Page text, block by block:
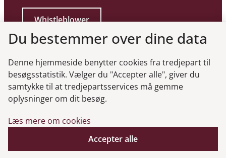
Whistleblower
Genveje
Gå til virksomhedsregisteret
Gå til selskabsmeddelelser
Du bestemmer over dine data
Denne hjemmeside benytter cookies fra tredjepart til
besøgsstatistik. Vælger du "Accepter alle", giver du
samtykke til at tredjepartsservices må gemme
oplysninger om dit besøg.
Læs mere om cookies
Accepter alle